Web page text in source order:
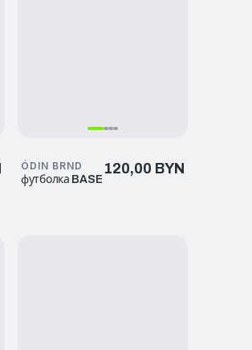
ÓDIN BRND
футболка BASE
120,00 BYN